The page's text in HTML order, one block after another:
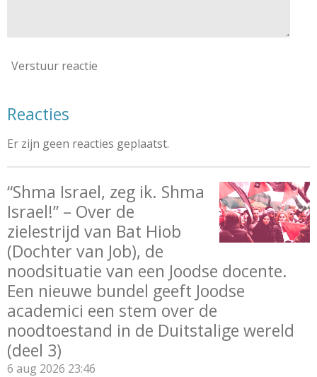
Verstuur reactie
Reacties
Er zijn geen reacties geplaatst.
“Shma Israel, zeg ik. Shma
Israel!” – Over de
zielestrijd van Bat Hiob
(Dochter van Job), de
noodsituatie van een Joodse docente.
Een nieuwe bundel geeft Joodse
academici een stem over de
noodtoestand in de Duitstalige wereld
(deel 3)
6 aug 2026 23:46